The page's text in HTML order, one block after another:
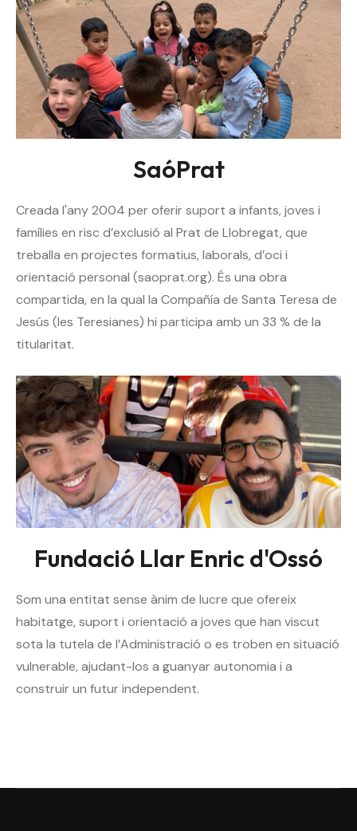
SaóPrat
Creada l'any 2004 per oferir suport a infants, joves i
famílies en risc d’exclusió al Prat de Llobregat, que
treballa en projectes formatius, laborals, d’oci i
orientació personal (saoprat.org). És una obra
compartida, en la qual la Compañía de Santa Teresa de
Jesús (les Teresianes) hi participa amb un 33 % de la
titularitat.
Fundació Llar Enric d'Ossó
Som una entitat sense ànim de lucre que ofereix
habitatge, suport i orientació a joves que han viscut
sota la tutela de l’Administració o es troben en situació
vulnerable, ajudant-los a guanyar autonomia i a
construir un futur independent.